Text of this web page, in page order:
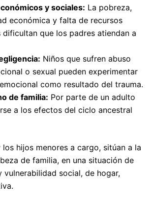
y sociales: La pobreza,
económica y falta de recursos
dificultan que los padres atiendan a
Niños que sufren abuso
o sexual pueden experimentar
como resultado del trauma.
de familia: Por parte de un adulto
a los efectos del ciclo ancestral
hijos menores a cargo, sitúan a la
de familia, en una situación de
vulnerabilidad social, de hogar,